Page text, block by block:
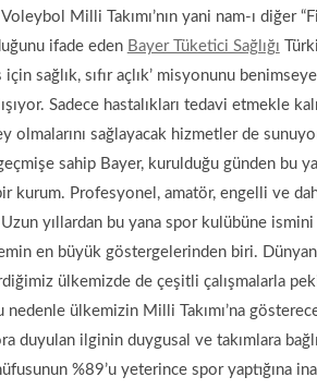
Voleybol Milli Takımı’nın yani nam-ı diğer
ifade eden Bayer Tüketici Sağlığı
için sağlık, sıfır açlık’ misyonunu
Sadece hastalıkları tedavi etmekle
olmalarını sağlayacak hizmetler de
sahip Bayer, kurulduğu günden bu
kurum. Profesyonel, amatör, engelli ve
yıllardan bu yana spor kulübüne
en büyük göstergelerinden biri.
ülkemizde de çeşitli çalışmalarla
nedenle ülkemizin Milli Takımı’na
duyulan ilginin duygusal ve takımlara
%89’u yeterince spor yaptığına